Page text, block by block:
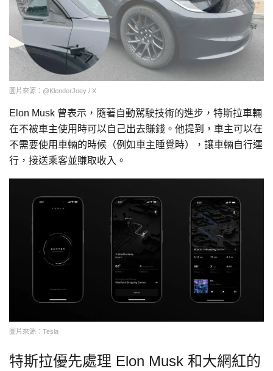
圖片來源：@KlenderJoey / X
Elon Musk 曾表示，隨著自動駕駛技術的進步，特斯拉車輛
在不被車主使用時可以自己出去賺錢。他提到，車主可以在
不需要使用車輛的時候（例如車主睡覺時），讓車輛自行運
行，接送乘客並賺取收入。
圖片來源：Tesla
特斯拉優先處理 Elon Musk 和大網紅的